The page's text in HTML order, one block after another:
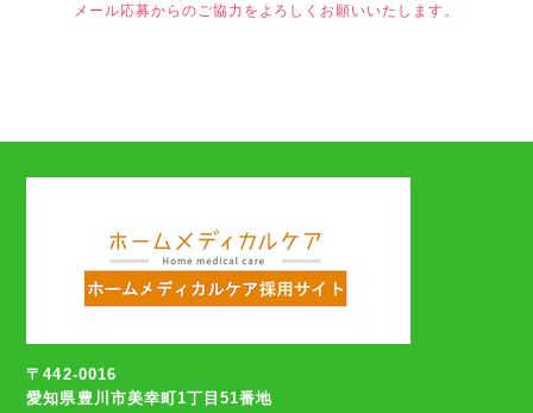
メール応募からのご協力をよろしくお願いいたします。
〒442-0016
愛知県豊川市美幸町1丁目51番地